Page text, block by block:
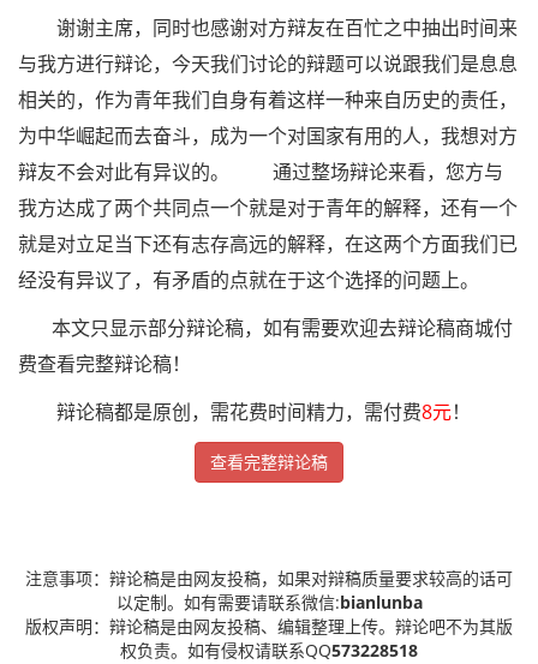
谢谢主席，同时也感谢对方辩友在百忙之中抽出时间来
与我方进行辩论，今天我们讨论的辩题可以说跟我们是息息
相关的，作为青年我们自身有着这样一种来自历史的责任，
为中华崛起而去奋斗，成为一个对国家有用的人，我想对方
辩友不会对此有异议的。 通过整场辩论来看，您方与
我方达成了两个共同点一个就是对于青年的解释，还有一个
就是对立足当下还有志存高远的解释，在这两个方面我们已
经没有异议了，有矛盾的点就在于这个选择的问题上。
本文只显示部分辩论稿，如有需要欢迎去辩论稿商城付
费查看完整辩论稿！
辩论稿都是原创，需花费时间精力，需付费8元！
查看完整辩论稿
注意事项：辩论稿是由网友投稿，如果对辩稿质量要求较高的话可
以定制。如有需要请联系微信:bianlunba
版权声明：辩论稿是由网友投稿、编辑整理上传。辩论吧不为其版
权负责。如有侵权请联系QQ573228518